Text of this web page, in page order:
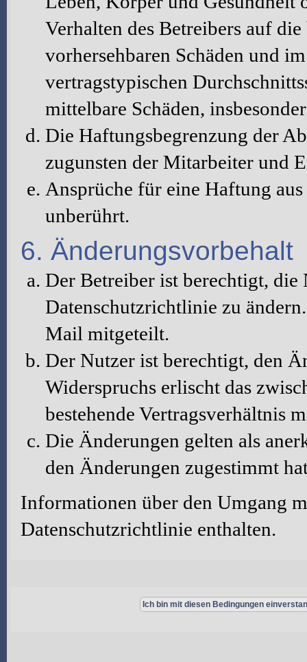
Verhalten des Betreibers auf
vorhersehbaren Schäden und
vertragstypischen
mittelbare Schäden,
Die Haftungsbegrenzung der
zugunsten der Mitarbeiter und
Ansprüche für eine Haftung
unberührt.
6. Änderungsvorbehalt
Der Betreiber ist berechtigt,
Datenschutzrichtlinie zu
Mail mitgeteilt.
Der Nutzer ist berechtigt, den
Widerspruchs erlischt das
bestehende Vertragsverhältnis
Die Änderungen gelten als
den Änderungen zugestimmt
Informationen über den Umgang
Datenschutzrichtlinie enthalten.